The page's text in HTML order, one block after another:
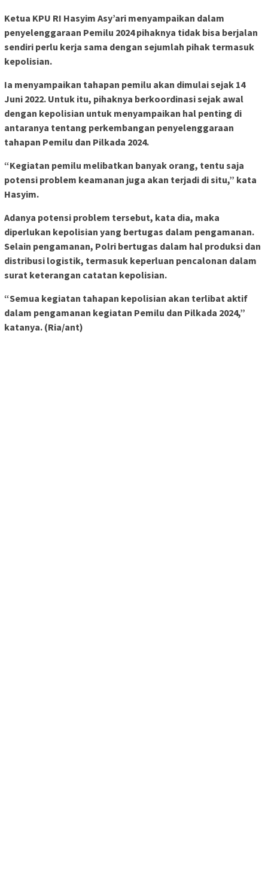
Ketua KPU RI Hasyim Asy’ari menyampaikan dalam
penyelenggaraan Pemilu 2024 pihaknya tidak bisa berjalan
sendiri perlu kerja sama dengan sejumlah pihak termasuk
kepolisian.
Ia menyampaikan tahapan pemilu akan dimulai sejak 14
Juni 2022. Untuk itu, pihaknya berkoordinasi sejak awal
dengan kepolisian untuk menyampaikan hal penting di
antaranya tentang perkembangan penyelenggaraan
tahapan Pemilu dan Pilkada 2024.
“Kegiatan pemilu melibatkan banyak orang, tentu saja
potensi problem keamanan juga akan terjadi di situ,” kata
Hasyim.
Adanya potensi problem tersebut, kata dia, maka
diperlukan kepolisian yang bertugas dalam pengamanan.
Selain pengamanan, Polri bertugas dalam hal produksi dan
distribusi logistik, termasuk keperluan pencalonan dalam
surat keterangan catatan kepolisian.
“Semua kegiatan tahapan kepolisian akan terlibat aktif
dalam pengamanan kegiatan Pemilu dan Pilkada 2024,”
katanya. (Ria/ant)